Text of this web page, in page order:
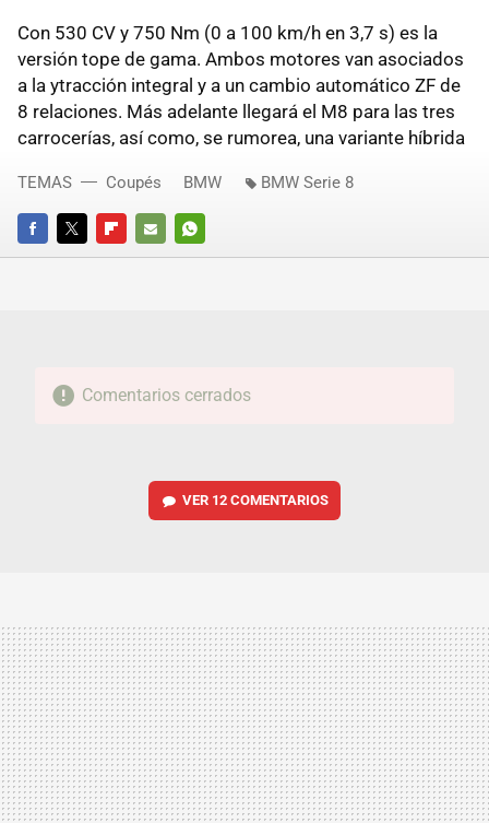
Con 530 CV y 750 Nm (0 a 100 km/h en 3,7 s) es la
versión tope de gama. Ambos motores van asociados
a la ytracción integral y a un cambio automático ZF de
8 relaciones. Más adelante llegará el M8 para las tres
carrocerías, así como, se rumorea, una variante híbrida
FACEBOOKTWITTERFLIPBOARD
E-
WHATSAPP
TEMAS Coupés BMW BMW Serie 8
Comentarios cerrados
VER 12 COMENTARIOS